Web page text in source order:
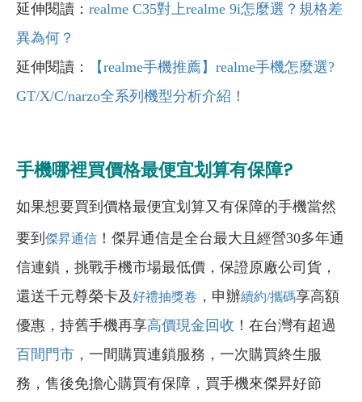
延伸閱讀： realme C35對上realme 9i怎麼選？規格差
異為何？
延伸閱讀：
【realme手機推薦】realme手機怎麼選?
GT/X/C/narzo全系列機型分析介紹！
手機哪裡買價格最便宜划算有保障?
如果想要買到價格最便宜划算又有保障的手機當然
要到 傑昇通信 ！傑昇通信是全台最大且經營30多年通
信連鎖，挑戰手機市場最低價，保證原廠公司貨，
還送千元尊榮卡及好禮抽獎卷 ，申辦續約/攜碼享高額
優惠，持舊手機再享高價現金回收 ！在台灣有超過
百間門市 ，一間購買連鎖服務，一次購買終生服
務，售後免擔心購買有保障，買手機來傑昇好節